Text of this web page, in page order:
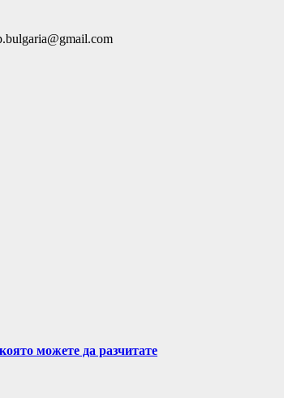
можете да разчитате